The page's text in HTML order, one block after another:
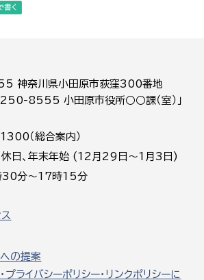
神奈川県小田原市荻窪300番地
250-8555 小田原市役所○○課（室）」
（総合案内）
休日、年末年始 (12月29日～1月3日)
30分～17時15分
の提案
プライバシーポリシー・リンクポリシーに